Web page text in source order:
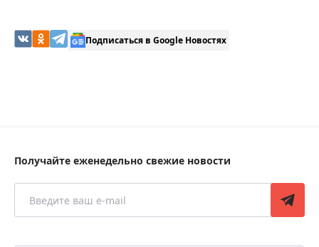
Подписаться в Google Новостях
Получайте еженедельно свежие новости